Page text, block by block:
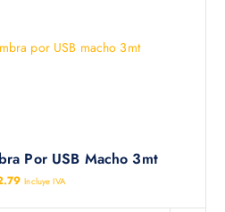
Por USB Macho 3mt
Incluye IVA